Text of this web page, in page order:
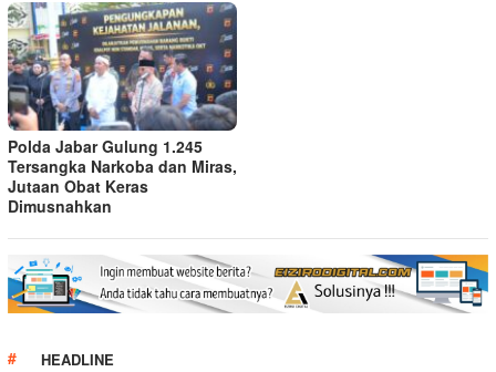
Polda Jabar Gulung 1.245
Tersangka Narkoba dan Miras,
Jutaan Obat Keras
Dimusnahkan
HEADLINE